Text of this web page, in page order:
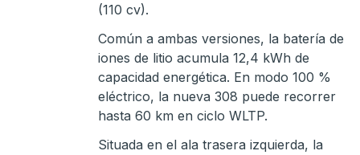
(110 cv).
Común a ambas versiones, la batería de
iones de litio acumula 12,4 kWh de
capacidad energética. En modo 100 %
eléctrico, la nueva 308 puede recorrer
hasta 60 km en ciclo WLTP.
Situada en el ala trasera izquierda, la